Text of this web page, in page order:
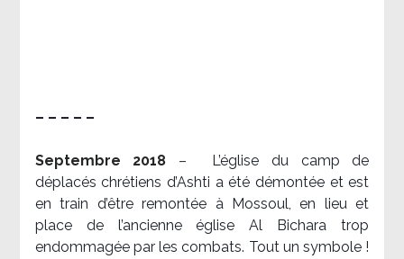
– – – – –
Septembre 2018 –
L’église du camp de
déplacés chrétiens d’Ashti a été démontée et est
en train d’être remontée à Mossoul, en lieu et
place de l’ancienne église Al Bichara trop
endommagée par les combats. Tout un symbole !